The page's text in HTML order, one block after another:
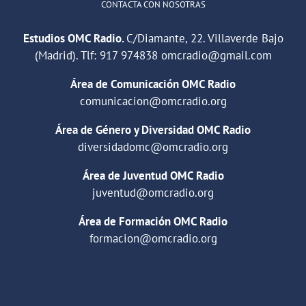
CONTACTA CON NOSOTRAS
Estudios OMC Radio.C/Diamante, 22. Villaverde Bajo
(Madrid). Tlf: 917 974838 omcradio@gmail.com
Área de Comunicación OMC Radio
comunicacion@omcradio.org
Área de Género y Diversidad OMC Radio
diversidadomc@omcradio.org
Área de Juventud OMC Radio
juventud@omcradio.org
Área de Formación OMC Radio
formacion@omcradio.org